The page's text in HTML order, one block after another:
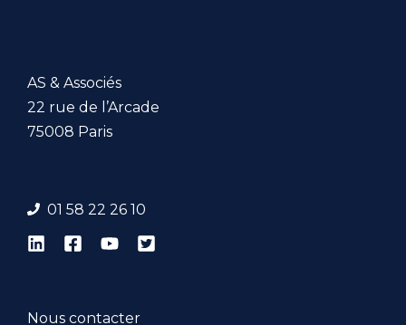
AS & Associés
22 rue de l’Arcade
75008 Paris
01 58 22 26 10
Nous contacter